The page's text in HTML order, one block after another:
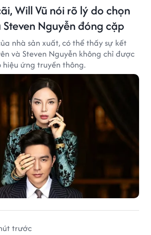
Will Vũ nói rõ lý do chọn
Steven Nguyễn đóng cặp
nhà sản xuất, có thể thấy sự kết
và Steven Nguyễn không chỉ được
ứng truyền thông.
trước